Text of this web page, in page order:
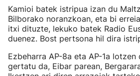
Kamioi batek istripua izan du
Bilborako noranzkoan, eta bi
itxi dituzte, lekuko batek Radio
duenez. Bost pertsona hil dira
Ezbeharra AP-8a eta AP-1a
gertatu da, Eibar parean,